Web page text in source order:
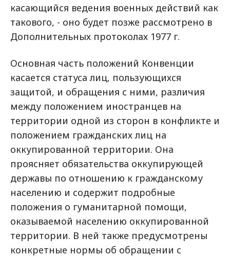
касающийся ведения военных действий как
такового, - оно будет позже рассмотрено в
Дополнительных протоколах 1977 г.
Основная часть положений Конвенции
касается статуса лиц, пользующихся
защитой, и обращения с ними, различия
между положением иностранцев на
территории одной из сторон в конфликте и
положением гражданских лиц на
оккупированной территории. Она
проясняет обязательства оккупирующей
державы по отношению к гражданскому
населению и содержит подробные
положения о гуманитарной помощи,
оказываемой населению оккупированной
территории. В ней также предусмотрены
конкретные нормы об обращении с